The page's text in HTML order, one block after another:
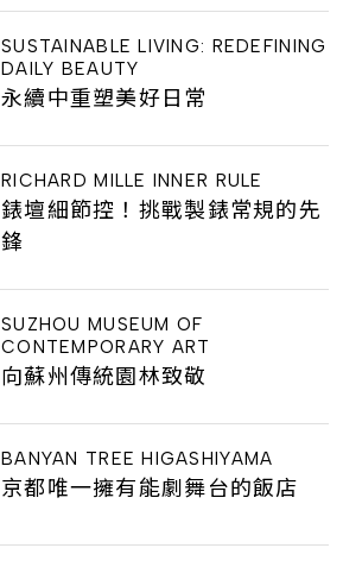
SUSTAINABLE LIVING: REDEFINING
DAILY BEAUTY
永續中重塑美好日常
RICHARD MILLE INNER RULE
錶壇細節控！挑戰製錶常規的先
鋒
SUZHOU MUSEUM OF
CONTEMPORARY ART
向蘇州傳統園林致敬
BANYAN TREE HIGASHIYAMA
京都唯一擁有能劇舞台的飯店